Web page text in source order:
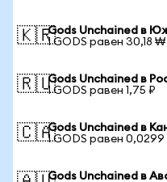
🇰🇷Gods Unchained в
1 GODS равен 30,18 ₩
🇷🇺Gods Unchained в
1 GODS равен 1,75 ₽
🇨🇦Gods Unchained в
1 GODS равен 0,0299
Gods Unchained в